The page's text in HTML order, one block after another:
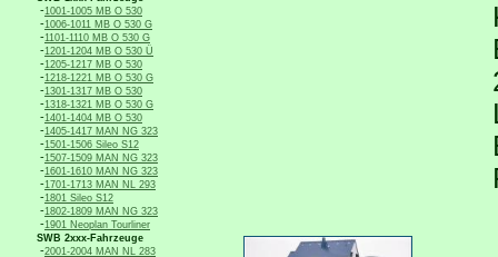
-1001-1005 MB O 530
-1006-1011 MB O 530 G
-1101-1110 MB O 530 G
-1201-1204 MB O 530 Ü
-1205-1217 MB O 530
-1218-1221 MB O 530 G
-1301-1317 MB O 530
-1318-1321 MB O 530 G
-1401-1404 MB O 530
-1405-1417 MAN NG 323
-1501-1506 Sileo S12
-1507-1509 MAN NG 323
-1601-1610 MAN NG 323
-1701-1713 MAN NL 293
-1801 Sileo S12
-1802-1809 MAN NG 323
-1901 Neoplan Tourliner
SWB 2xxx-Fahrzeuge
-2001-2004 MAN NL 283